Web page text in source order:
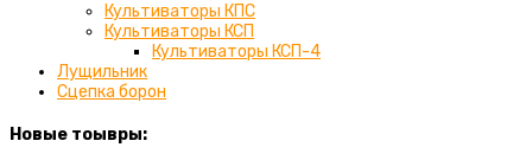
Культиваторы КПС
Культиваторы КСП
Культиваторы КСП-4
Лущильник
Сцепка борон
Новые тоывры: